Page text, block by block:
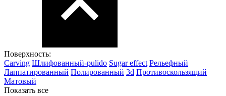
Поверхность:
Сarving Шлифованный-pulido Sugar effect Рельефный
Лаппатированный Полированный 3d Противоскользящий
Матовый
Показать все